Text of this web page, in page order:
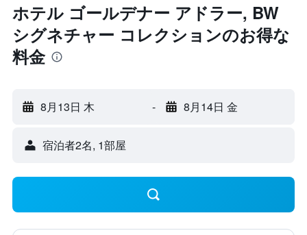
ホテル ゴールデナー アドラー, BW
シグネチャー コレクションのお得な
料金
8月13日 木 - 8月14日 金
宿泊者2名, 1​部屋